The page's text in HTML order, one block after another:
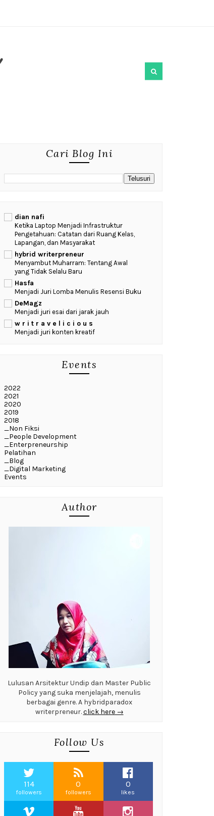
Cari Blog Ini
dian nafi
Ketika Laptop Menjadi Infrastruktur
Pengetahuan: Catatan dari Ruang Kelas,
Lapangan, dan Masyarakat
hybrid writerpreneur
Menyambut Muharram: Tentang Awal
yang Tidak Selalu Baru
Hasfa
Menjadi Juri Lomba Menulis Resensi Buku
DeMagz
Menjadi juri esai dari jarak jauh
w r i t r a v e l i c i o u s
Menjadi juri konten kreatif
Events
2022
2021
2020
2019
2018
_Non Fiksi
_People Development
_Enterpreneurship
Pelatihan
_Blog
_Digital Marketing
Events
Author
Lulusan Arsitektur Undip dan Master Public
Policy yang suka menjelajah, menulis
berbagai genre. A hybridparadox
writerpreneur.click here →
Follow Us
114
followers
0
followers
0
likes